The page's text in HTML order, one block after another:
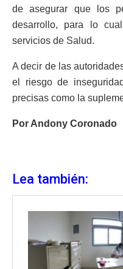
de asegurar que los
desarrollo, para lo
servicios de Salud.
A decir de las
el riesgo de
precisas como la
Por Andony Coronado
Lea también: